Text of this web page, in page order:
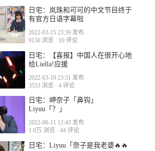
日宅：岚珠和可可的中文节目终于
有官方日语字幕啦
2022-03-15 23:39 发布
9150 浏览 · 10 评论
日宅：【喜报】中国人在很开心地
给Liella!应援
2022-03-19 23:51 发布
3553 浏览 · 4 评论
日宅：岬奈子「鼻钩」
Liyuu「？」
2022-06-11 12:43 发布
1.0万 浏览 · 44 评论
日宅：Liyuu「奈子是我老婆🔥🔥